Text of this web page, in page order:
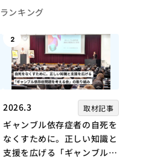
ランキング
2
2026.3 取材記事
ギャンブル依存症者の自死を
なくすために。正しい知識と
支援を広げる「ギャンブル依